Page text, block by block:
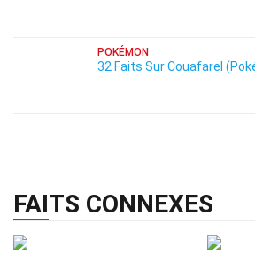
POKÉMON
32 Faits Sur Couafarel
FAITS CONNEXES